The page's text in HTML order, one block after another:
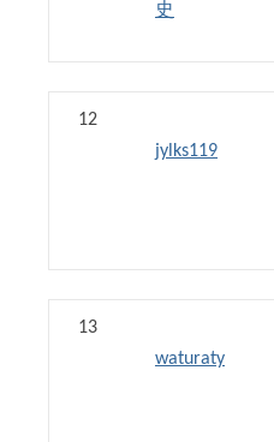
史
12
jylks119
13
waturaty